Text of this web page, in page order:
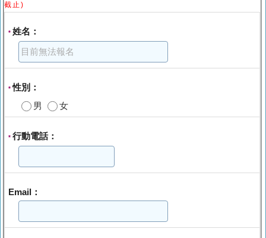
截止)
* 姓名：
*性別：
男
女
* 行動電話：
Email：